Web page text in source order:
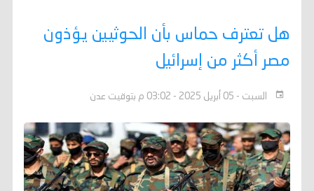
هل تعترف حماس بأن الحوثيين يؤذون
مصر أكثر من إسرائيل
السبت - 05 أبريل 2025 - 03:02 م بتوقيت عدن